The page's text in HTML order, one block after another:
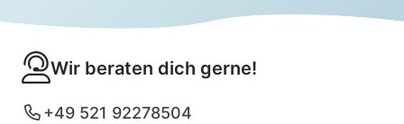
Wir beraten dich gerne!
+49 521 92278504